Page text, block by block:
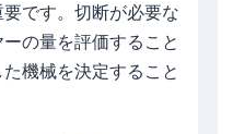
です。切断が必要な
の量を評価すること
機械を決定すること